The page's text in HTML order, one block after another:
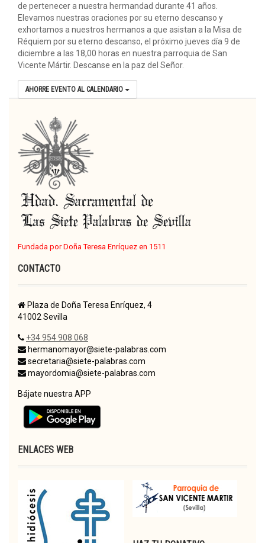
de pertenecer a nuestra hermandad durante 41 años.
Elevamos nuestras oraciones por su eterno descanso y
exhortamos a nuestros hermanos a que asistan a la Misa de
Réquiem por su eterno descanso, el próximo jueves día 9 de
diciembre a las 18,00 horas en nuestra parroquia de San
Vicente Mártir. Descanse en la paz del Señor.
AHORRE EVENTO AL CALENDARIO
Fundada por Doña Teresa Enríquez en 1511
CONTACTO
Plaza de Doña Teresa Enríquez, 4
41002 Sevilla
+34 954 908 068
hermanomayor@siete-palabras.com
secretaria@siete-palabras.com
mayordomia@siete-palabras.com
Bájate nuestra APP
ENLACES WEB